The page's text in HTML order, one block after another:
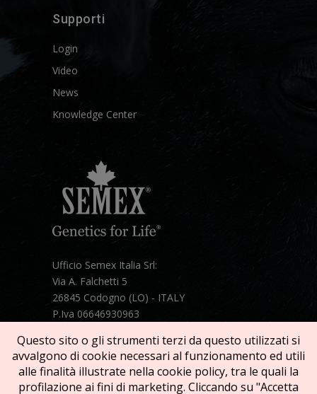
Supporti
Login
Video
News
Knowledge Center
Ufficio Semex Italia Srl:
Via A. Falchetti 5
26845 Codogno (LO) - ITALY
P.Iva 06646930963
Mail: semex@semexitalia.it
Guarda la mappa
Questo sito o gli strumenti terzi da questo utilizzati si
avvalgono di cookie necessari al funzionamento ed utili
alle finalità illustrate nella cookie policy, tra le quali la
profilazione ai fini di marketing. Cliccando su "Accetta